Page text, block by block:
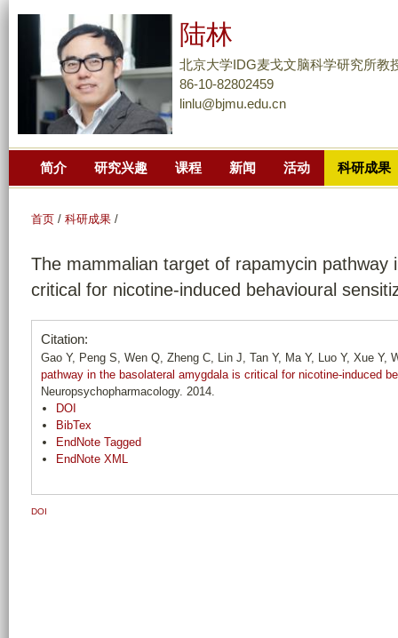
到
主
要
分
陆林
北京大学IDG麦戈文脑科学研究所教
86-10-82802459
linlu@bjmu.edu.cn
简介 研究兴趣 课程 新闻 活动 科研成果
首页 / 科研成果 /
The mammalian target of rapamycin pathway
critical for nicotine-induced behavioural
Citation:
Gao Y, Peng S, Wen Q, Zheng C, Lin J, Tan Y, Ma Y, Luo Y, Xue Y,
pathway in the basolateral amygdala is critical for nicotine-induced
Neuropsychopharmacology. 2014.
DOI
BibTex
EndNote Tagged
EndNote XML
DOI